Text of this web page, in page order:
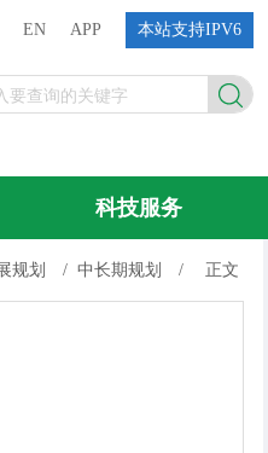
EN APP 本站支持IPV6
科技服务
规划 / 中长期规划 / 正文